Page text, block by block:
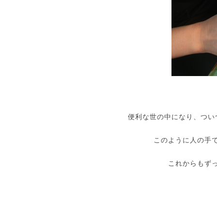
便利な世の中になり、つ
このように人の手
これからもず